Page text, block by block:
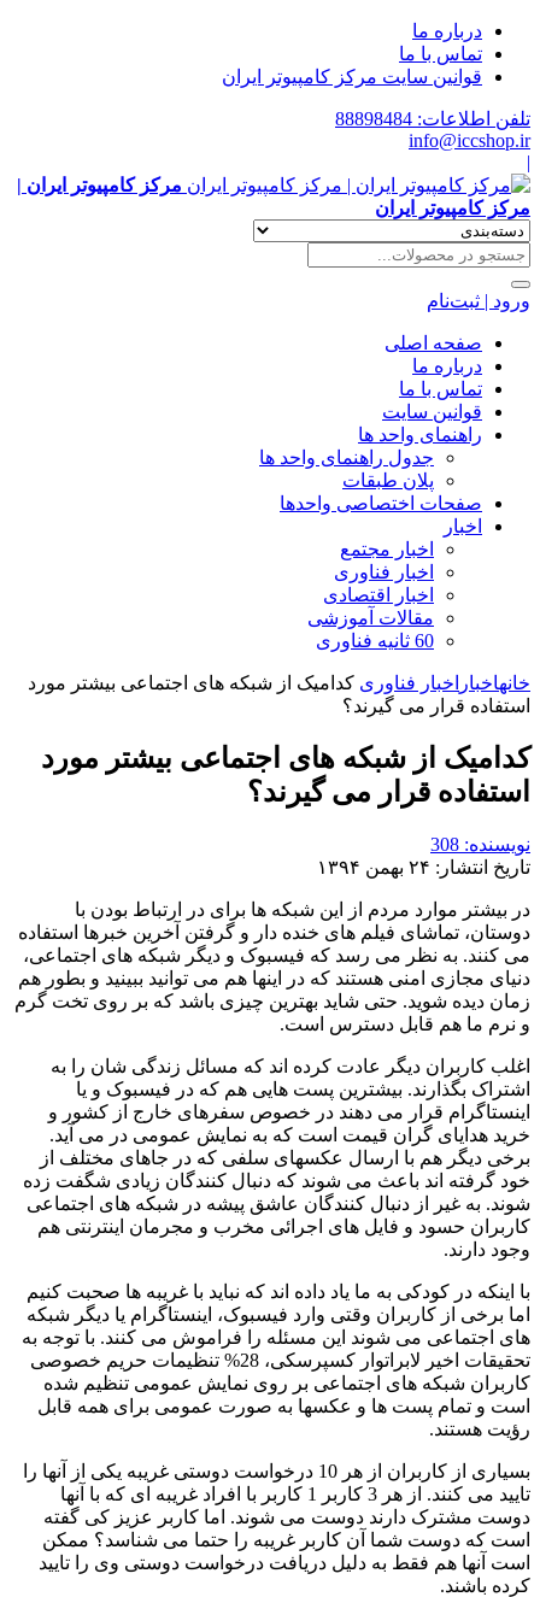
درباره ما
تماس با ما
قوانین سایت مرکز کامپیوتر ایران
تلفن اطلاعات: 88898484
info@iccshop.ir
|
مرکز کامپیوتر ایران |
مرکز کامپیوتر ایران
ورود | ثبت‌نام
صفحه اصلی
درباره ما
تماس با ما
قوانین سایت
راهنمای واحد ها
جدول راهنمای واحد ها
پلان طبقات
صفحات اختصاصی واحدها
اخبار
اخبار مجتمع
اخبار فناوری
اخبار اقتصادی
مقالات آموزشی
60 ثانیه فناوری
خانهاخبار اخبار فناوری کدامیک از شبکه های اجتماعی بیشتر مورد
استفاده قرار می گیرند؟
کدامیک از شبکه های اجتماعی بیشتر مورد
استفاده قرار می گیرند؟
نویسنده: 308
تاریخ انتشار: ۲۴ بهمن ۱۳۹۴
در بیشتر موارد مردم از این شبکه ها برای در ارتباط بودن با
دوستان، تماشای فیلم های خنده دار و گرفتن آخرین خبرها استفاده
می کنند. به نظر می رسد که فیسبوک و دیگر شبکه های اجتماعی،
دنیای مجازی امنی هستند که در اینها هم می توانید ببینید و بطور هم
زمان دیده شوید. حتی شاید بهترین چیزی باشد که بر روی تخت گرم
و نرم ما هم قابل دسترس است.
اغلب کاربران دیگر عادت کرده اند که مسائل زندگی شان را به
اشتراک بگذارند. بیشترین پست هایی هم که در فیسبوک و یا
اینستاگرام قرار می دهند در خصوص سفرهای خارج از کشور و
خرید هدایای گران قیمت است که به نمایش عمومی در می آید.
برخی دیگر هم با ارسال عکسهای سلفی که در جاهای مختلف از
خود گرفته اند باعث می شوند که دنبال کنندگان زیادی شگفت زده
شوند. به غیر از دنبال کنندگان عاشق پیشه در شبکه های اجتماعی
کاربران حسود و فایل های اجرائی مخرب و مجرمان اینترنتی هم
وجود دارند.
با اینکه در کودکی به ما یاد داده اند که نباید با غریبه ها صحبت کنیم
اما برخی از کاربران وقتی وارد فیسبوک، اینستاگرام یا دیگر شبکه
های اجتماعی می شوند این مسئله را فراموش می کنند. با توجه به
تحقیقات اخیر لابراتوار کسپرسکی، 28% تنظیمات حریم خصوصی
کاربران شبکه های اجتماعی بر روی نمایش عمومی تنظیم شده
است و تمام پست ها و عکسها به صورت عمومی برای همه قابل
رؤیت هستند.
بسیاری از کاربران از هر 10 درخواست دوستی غریبه یکی از آنها را
تایید می کنند. از هر 3 کاربر 1 کاربر با افراد غریبه ای که با آنها
دوست مشترک دارند دوست می شوند. اما کاربر عزیز کی گفته
است که دوست شما آن کاربر غریبه را حتما می شناسد؟ ممکن
است آنها هم فقط به دلیل دریافت درخواست دوستی وی را تایید
کرده باشند.